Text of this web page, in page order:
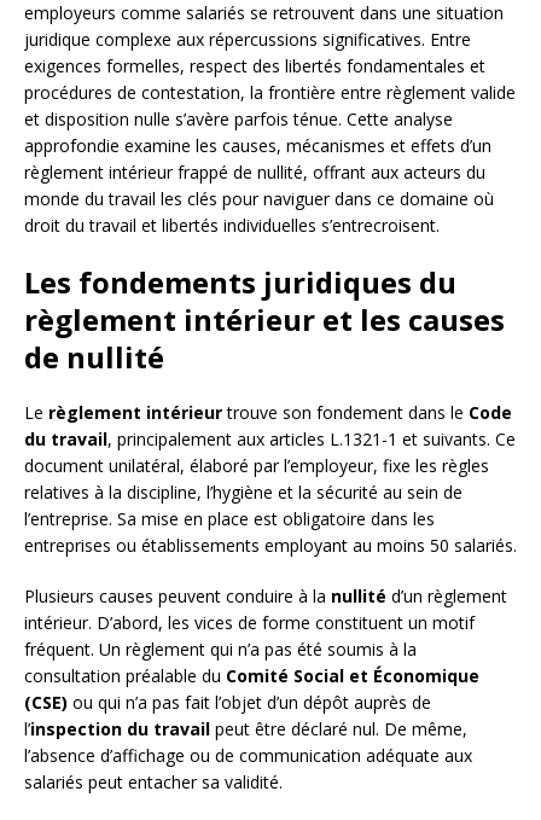
employeurs comme salariés se retrouvent dans une situation
juridique complexe aux répercussions significatives. Entre
exigences formelles, respect des libertés fondamentales et
procédures de contestation, la frontière entre règlement valide
et disposition nulle s’avère parfois ténue. Cette analyse
approfondie examine les causes, mécanismes et effets d’un
règlement intérieur frappé de nullité, offrant aux acteurs du
monde du travail les clés pour naviguer dans ce domaine où
droit du travail et libertés individuelles s’entrecroisent.
Les fondements juridiques du
règlement intérieur et les causes
de nullité
Le règlement intérieurtrouve son fondement dans le Code
du travail, principalement aux articles L.1321-1 et suivants. Ce
document unilatéral, élaboré par l’employeur, fixe les règles
relatives à la discipline, l’hygiène et la sécurité au sein de
l’entreprise. Sa mise en place est obligatoire dans les
entreprises ou établissements employant au moins 50 salariés.
Plusieurs causes peuvent conduire à la nullité d’un règlement
intérieur. D’abord, les vices de forme constituent un motif
fréquent. Un règlement qui n’a pas été soumis à la
consultation préalable du Comité Social et Économique
(CSE) ou qui n’a pas fait l’objet d’un dépôt auprès de
l’inspection du travail peut être déclaré nul. De même,
l’absence d’affichage ou de communication adéquate aux
salariés peut entacher sa validité.